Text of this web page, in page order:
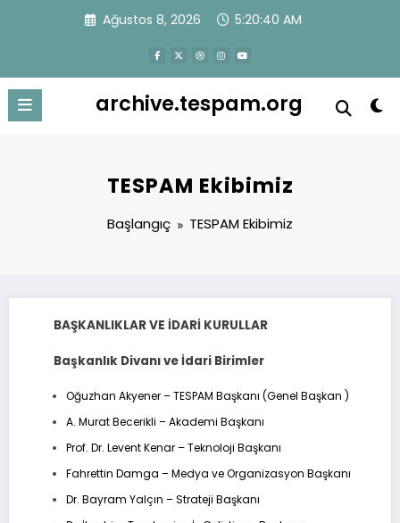
Ağustos 8, 2026 5:20:40 AM
archive.tespam.org
TESPAM Ekibimiz
Başlangıç TESPAM Ekibimiz
BAŞKANLIKLAR VE İDARİ KURULLAR
Başkanlık Divanı ve İdari Birimler
Oğuzhan Akyener – TESPAM Başkanı (Genel Başkan )
A. Murat Becerikli – Akademi Başkanı
Prof. Dr. Levent Kenar – Teknoloji Başkanı
Fahrettin Damga – Medya ve Organizasyon Başkanı
Dr. Bayram Yalçın – Strateji Başkanı